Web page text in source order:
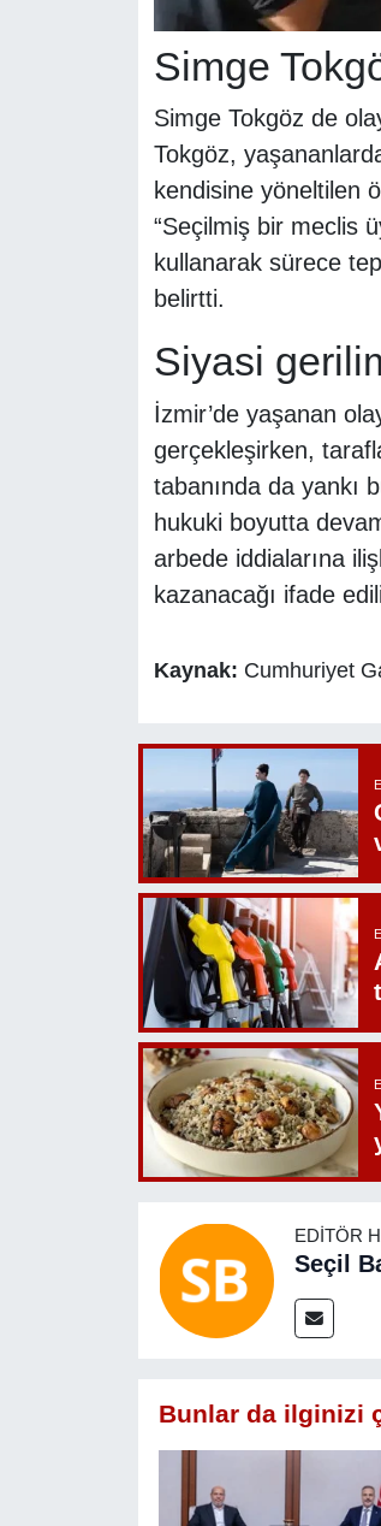
Simge
Simge Tokgöz de
Tokgöz,
kendisine yöneltilen
“Seçilmiş bir meclis
kullanarak sürece
belirtti.
Siyasi
İzmir’de yaşanan
gerçekleşirken,
tabanında da yankı
hukuki boyutta
arbede iddialarına
kazanacağı ifade
Kaynak: Cumhuriyet
EDITÖR
Seçil
Bunlar da ilginizi